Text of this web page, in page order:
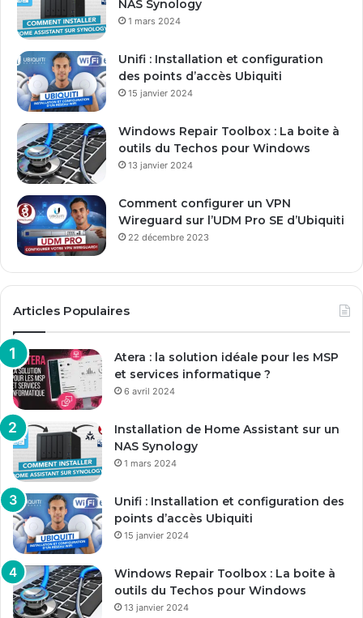
e
m
a
NAS Synology
1 mars 2024
Unifi : Installation et configuration
des points d’accès Ubiquiti
15 janvier 2024
Windows Repair Toolbox : La boite à
outils du Techos pour Windows
13 janvier 2024
Comment configurer un VPN
Wireguard sur l’UDM Pro SE d’Ubiquiti
22 décembre 2023
Articles Populaires
Atera : la solution idéale pour les MSP
et services informatique ?
6 avril 2024
Installation de Home Assistant sur un
NAS Synology
1 mars 2024
Unifi : Installation et configuration des
points d’accès Ubiquiti
15 janvier 2024
Windows Repair Toolbox : La boite à
outils du Techos pour Windows
13 janvier 2024